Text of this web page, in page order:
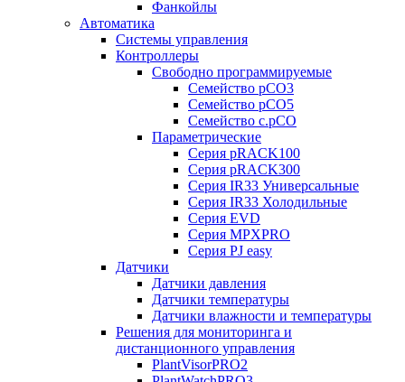
Фанкойлы
Автоматика
Системы управления
Контроллеры
Свободно программируемые
Семейство pCO3
Семейство pCO5
Семейство c.pCO
Параметрические
Серия pRACK100
Серия pRACK300
Серия IR33 Универсальные
Серия IR33 Холодильные
Серия EVD
Серия MPXPRO
Серия PJ easy
Датчики
Датчики давления
Датчики температуры
Датчики влажности и температуры
Решения для мониторинга и
дистанционного управления
PlantVisorPRO2